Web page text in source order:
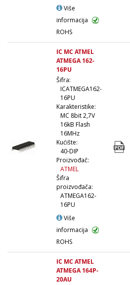
Više
informacija
ROHS
IC MC ATMEL
ATMEGA 162-
16PU
Šifra:
ICATMEGA162-
16PU
Karakteristike:
MC 8bit 2,7V
16kB Flash
16MHz
Kućište:
40-DIP
Proizvođač:
ATMEL
Šifra
proizvođača:
ATMEGA162-
16PU
Više
informacija
ROHS
IC MC ATMEL
ATMEGA 164P-
20AU